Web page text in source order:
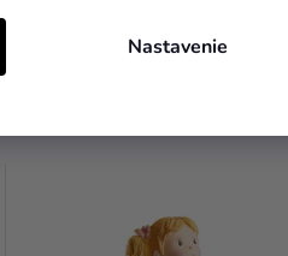
Nastavenie